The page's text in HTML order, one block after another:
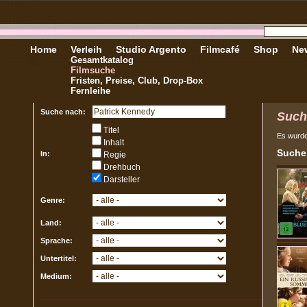
Home Verleih
Gesamtkatalog
Filmsuche
Fristen, Preise, Club, Drop-Box
Fernleihe
Studio Argento Filmcafé Shop
Suche nach:
In:
Titel
Inhalt
Regie
Drehbuch
Darsteller
Genre:
Land:
Sprache:
Untertitel:
Medium:
Es